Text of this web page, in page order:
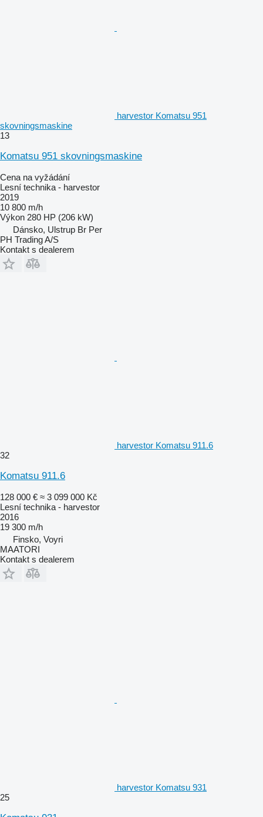
harvestor Komatsu 951
skovningsmaskine
13
Komatsu 951 skovningsmaskine
Cena na vyžádání
Lesní technika - harvestor
2019
10 800 m/h
Výkon 280 HP (206 kW)
Dánsko, Ulstrup Br Per
PH Trading A/S
Kontakt s dealerem
harvestor Komatsu 911.6
32
Komatsu 911.6
128 000 € ≈ 3 099 000 Kč
Lesní technika - harvestor
2016
19 300 m/h
Finsko, Voyri
MAATORI
Kontakt s dealerem
harvestor Komatsu 931
25